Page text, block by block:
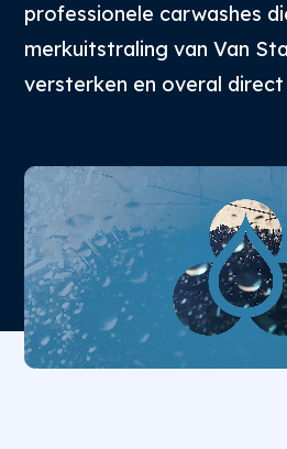
professionele carwashes
merkuitstraling van Van
versterken en overal direct